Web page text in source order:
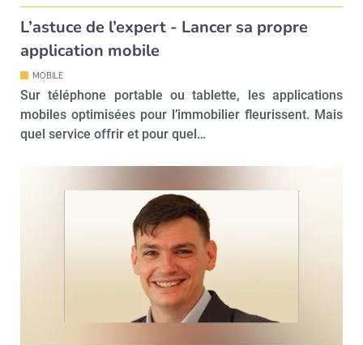
L’astuce de l’expert - Lancer sa propre
application mobile
MOBILE
Sur téléphone portable ou tablette, les applications
mobiles optimisées pour l’immobilier fleurissent. Mais
quel service offrir et pour quel…